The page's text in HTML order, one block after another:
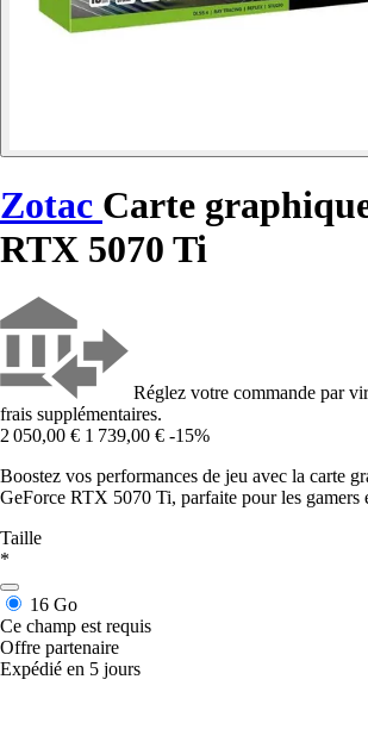
Zotac Carte
RTX 5070 Ti
Réglez votre commande par
frais supplémentaires.
2 050,00 € 1 739,00 € -15%
Boostez vos performances de jeu avec la carte
GeForce RTX 5070 Ti, parfaite pour les gamers
Taille
*
16 Go
Ce champ est requis
Offre partenaire
Expédié en 5 jours